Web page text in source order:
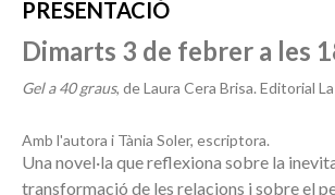
PRESENTACIÓ
Dimarts 3 de febrer a les
Gel a 40 graus, de Laura Cera Brisa. Editorial
Amb l'autora i Tània Soler, escriptora.
Una novel·la que reflexiona sobre la
transformació de les relacions i sobre el